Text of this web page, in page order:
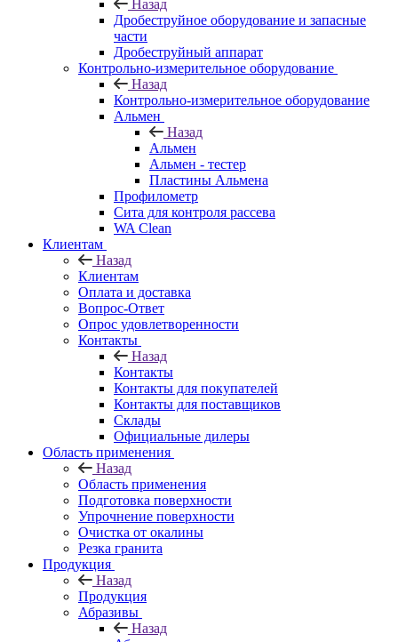
Назад
Дробеструйное оборудование и запасные
части
Дробеструйный аппарат
Контрольно-измерительное оборудование
Назад
Контрольно-измерительное оборудование
Альмен
Назад
Альмен
Альмен - тестер
Пластины Альмена
Профилометр
Сита для контроля рассева
WA Clean
Клиентам
Назад
Клиентам
Оплата и доставка
Вопрос-Ответ
Опрос удовлетворенности
Контакты
Назад
Контакты
Контакты для покупателей
Контакты для поставщиков
Склады
Официальные дилеры
Область применения
Назад
Область применения
Подготовка поверхности
Упрочнение поверхности
Очистка от окалины
Резка гранита
Продукция
Назад
Продукция
Абразивы
Назад